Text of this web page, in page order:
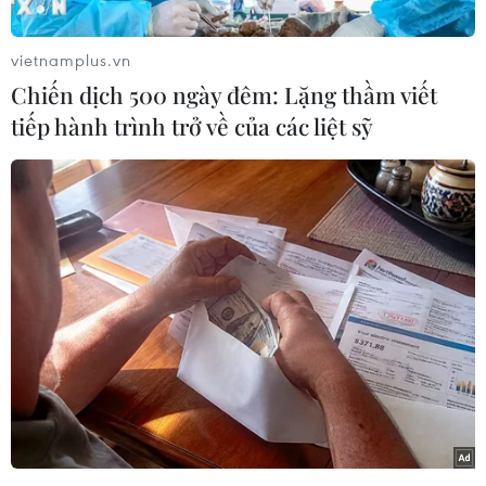
#Nissan #Alpha Omega GT-R #Động cơ #Tốc độ
vietnamplus.vn
Chiến dịch 500 ngày đêm: Lặng thầm viết
tiếp hành trình trở về của các liệt sỹ